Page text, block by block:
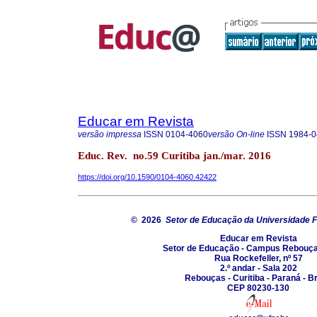
Educar em Revista
versão impressa ISSN 0104-4060versão On-line ISSN 1984-
Educ. Rev. no.59 Curitiba jan./mar. 2016
https://doi.org/10.1590/0104-4060.42422
© 2026 Setor de Educação da Universidade
Educar em Revista
Setor de Educação - Campus
Rua Rockefeller, nº 57
2.º andar - Sala 202
Rebouças - Curitiba - Paraná -
CEP 80230-130